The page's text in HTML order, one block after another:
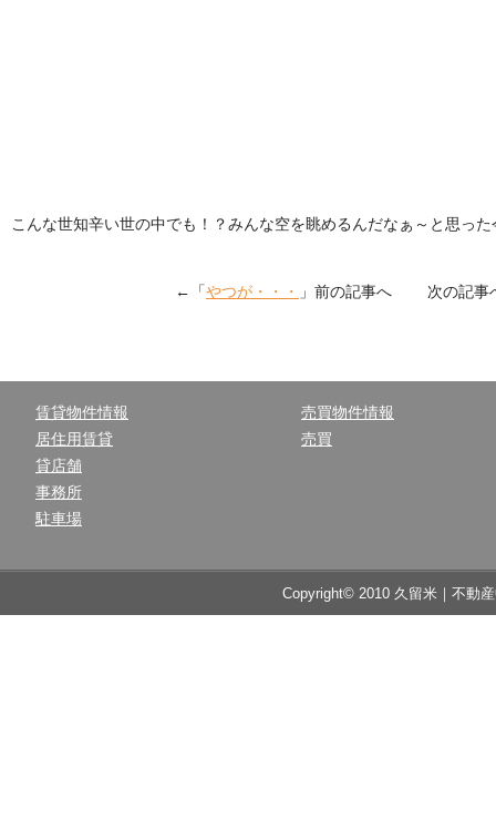
こんな世知辛い世の中でも！？みんな空を眺めるんだなぁ～と思っ
←「やつが・・・ 」前の記事へ 次の記事
賃貸物件情報
居住用賃貸
貸店舗
事務所
駐車場
売買物件情報
売買
Copyright© 2010 久留米｜不動